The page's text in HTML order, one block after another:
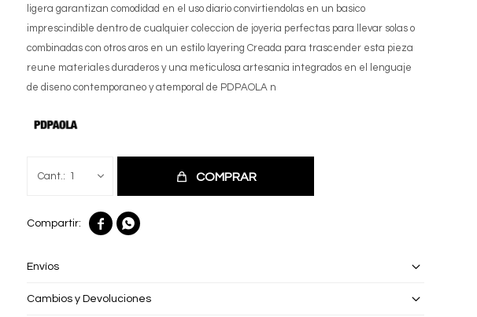
ligera garantizan comodidad en el uso diario convirtiendolas en un basico
imprescindible dentro de cualquier coleccion de joyeria perfectas para llevar solas o
combinadas con otros aros en un estilo layering Creada para trascender esta pieza
reune materiales duraderos y una meticulosa artesania integrados en el lenguaje
de diseno contemporaneo y atemporal de PDPAOLA n
1 COMPRAR
 
Envíos
Cambios y Devoluciones